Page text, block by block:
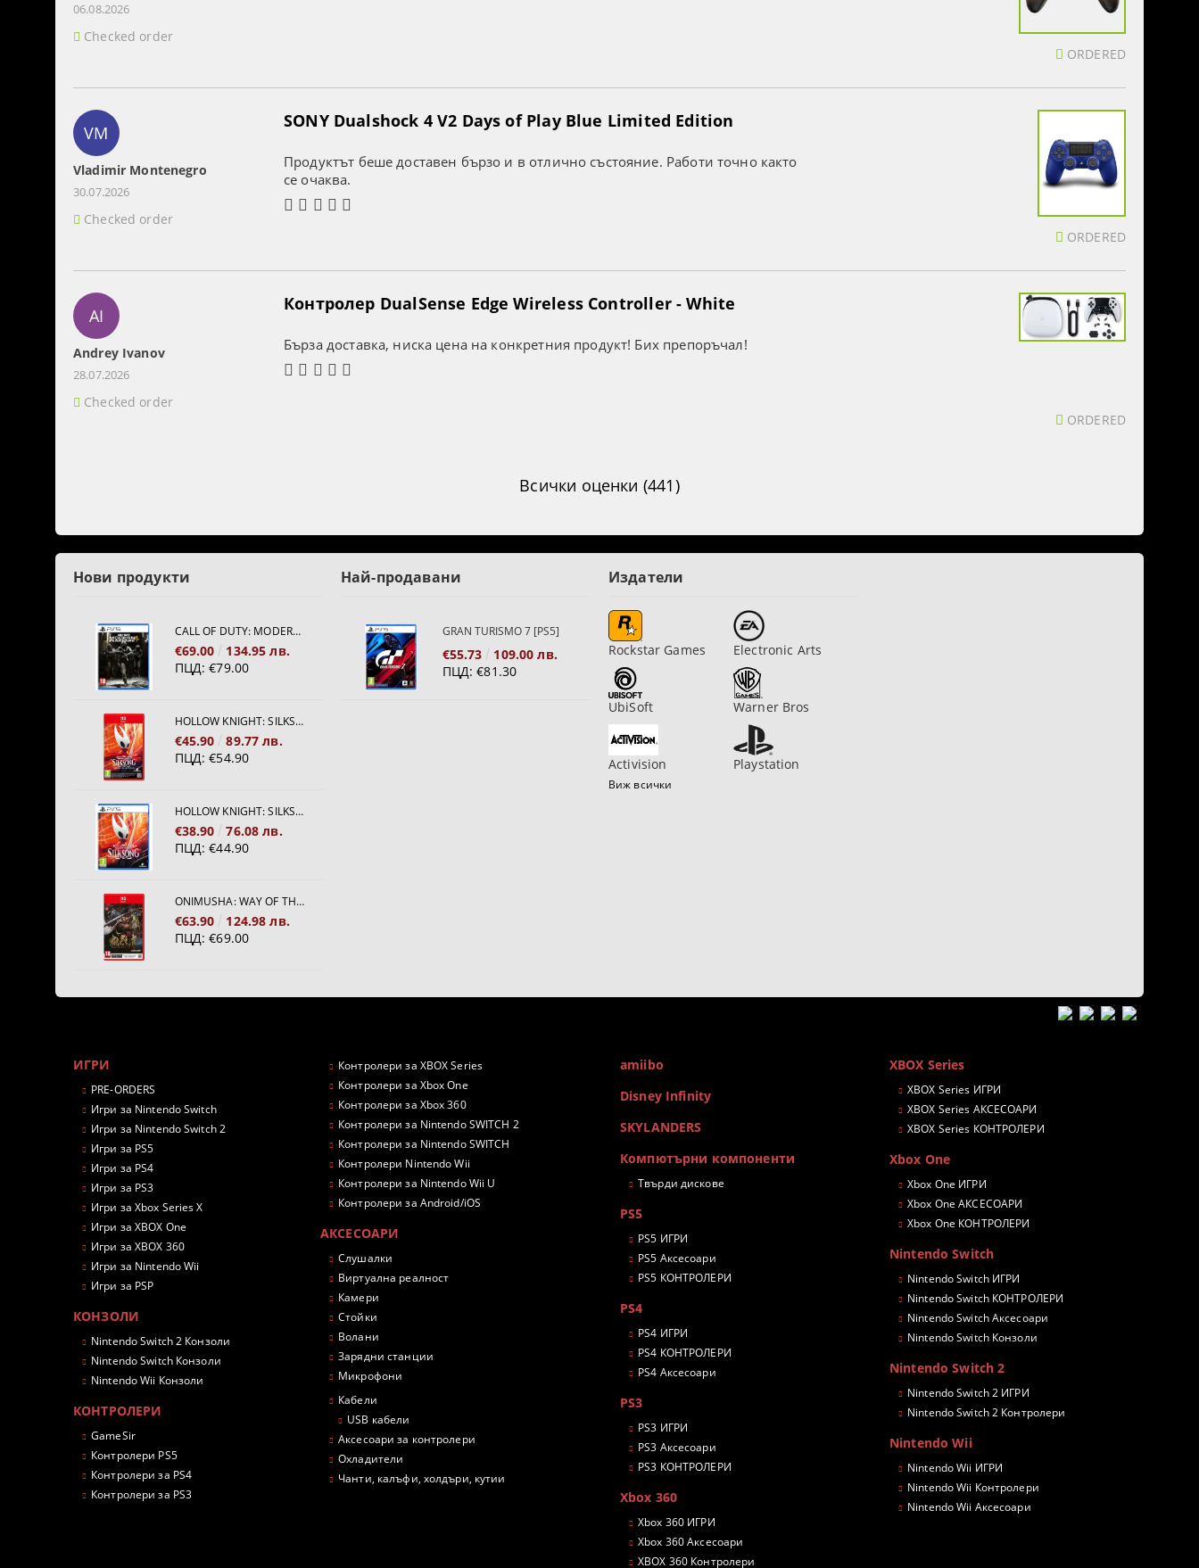
06.08.2026
Checked order
ORDERED
VM
Vladimir Montenegro
30.07.2026
Checked order
SONY Dualshock 4 V2 Days of Play Blue Limited Edition
Продуктът беше доставен бързо и в отлично състояние. Работи точно както
се очаква.
ORDERED
AI
Andrey Ivanov
28.07.2026
Checked order
Контролер DualSense Edge Wireless Controller - White
Бърза доставка, ниска цена на конкретния продукт! Бих препоръчал!
ORDERED
Всички оценки (441)
Нови продукти
CALL OF DUTY: MODERN WARFARE 4[PS5]
€69.00
134.95 лв.
ПЦД: €79.00
HOLLOW KNIGHT: SILKSONG [NINTENDO SWITCH 2]
€45.90
89.77 лв.
ПЦД: €54.90
HOLLOW KNIGHT: SILKSONG [PS5]
€38.90
76.08 лв.
ПЦД: €44.90
ONIMUSHA: WAY OF THE SWORD [NINTENDO SWITCH 2]
€63.90
124.98 лв.
ПЦД: €69.00
Най-продавани
GRAN TURISMO 7 [PS5]
€55.73
109.00 лв.
ПЦД: €81.30
Издатели
Rockstar Games Electronic Arts
UbiSoft Warner Bros
Activision Playstation
Виж всички
ИГРИ
PRE-ORDERS
Игри за Nintendo Switch
Игри за Nintendo Switch 2
Игри за PS5
Игри за PS4
Игри за PS3
Игри за Xbox Series X
Игри за XBOX One
Игри за XBOX 360
Игри за Nintendo Wii
Игри за PSP
КОНЗОЛИ
Nintendo Switch 2 Конзоли
Nintendo Switch Конзоли
Nintendo Wii Конзоли
КОНТРОЛЕРИ
GameSir
Контролери PS5
Контролери за PS4
Контролери за PS3
Контролери за XBOX Series
Контролери за Xbox One
Контролери за Xbox 360
Контролери за Nintendo SWITCH 2
Контролери за Nintendo SWITCH
Контролери Nintendo Wii
Контролери за Nintendo Wii U
Контролери за Android/iOS
АКСЕСОАРИ
Слушалки
Виртуална реалност
Камери
Стойки
Волани
Зарядни станции
Микрофони
Кабели
USB кабели
Аксесоари за контролери
Охладители
Чанти, калъфи, холдъри, кутии
amiibo
Disney Infinity
SKYLANDERS
Компютърни компоненти
Твърди дискове
PS5
PS5 ИГРИ
PS5 Аксесоари
PS5 КОНТРОЛЕРИ
PS4
PS4 ИГРИ
PS4 КОНТРОЛЕРИ
PS4 Аксесоари
PS3
PS3 ИГРИ
PS3 Аксесоари
PS3 КОНТРОЛЕРИ
Xbox 360
Xbox 360 ИГРИ
Xbox 360 Аксесоари
XBOX 360 Контролери
XBOX Series
XBOX Series ИГРИ
XBOX Series АКСЕСОАРИ
XBOX Series КОНТРОЛЕРИ
Xbox One
Xbox One ИГРИ
Xbox One АКСЕСОАРИ
Xbox One КОНТРОЛЕРИ
Nintendo Switch
Nintendo Switch ИГРИ
Nintendo Switch КОНТРОЛЕРИ
Nintendo Switch Аксесоари
Nintendo Switch Конзоли
Nintendo Switch 2
Nintendo Switch 2 ИГРИ
Nintendo Switch 2 Контролери
Nintendo Wii
Nintendo Wii ИГРИ
Nintendo Wii Контролери
Nintendo Wii Аксесоари